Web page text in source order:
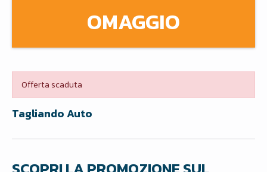
OMAGGIO
Offerta scaduta
Tagliando Auto